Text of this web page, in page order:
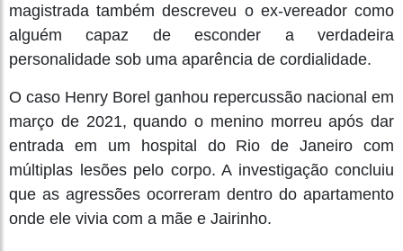
magistrada também descreveu o ex-vereador como
alguém capaz de esconder a verdadeira
personalidade sob uma aparência de cordialidade.
O caso Henry Borel ganhou repercussão nacional em
março de 2021, quando o menino morreu após dar
entrada em um hospital do Rio de Janeiro com
múltiplas lesões pelo corpo. A investigação concluiu
que as agressões ocorreram dentro do apartamento
onde ele vivia com a mãe e Jairinho.